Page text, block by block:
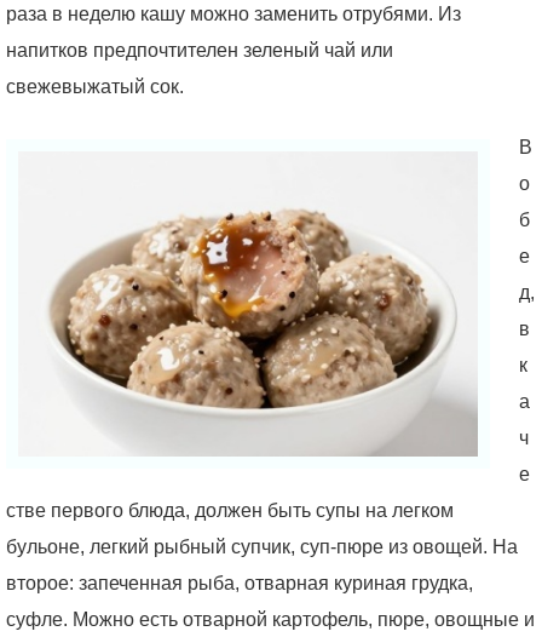
раза в неделю кашу можно заменить отрубями. Из
напитков предпочтителен зеленый чай или
свежевыжатый сок.
В
о
б
е
д,
в
к
а
ч
е
стве первого блюда, должен быть супы на легком
бульоне, легкий рыбный супчик, суп-пюре из овощей. На
второе: запеченная рыба, отварная куриная грудка,
суфле. Можно есть отварной картофель, пюре, овощные и